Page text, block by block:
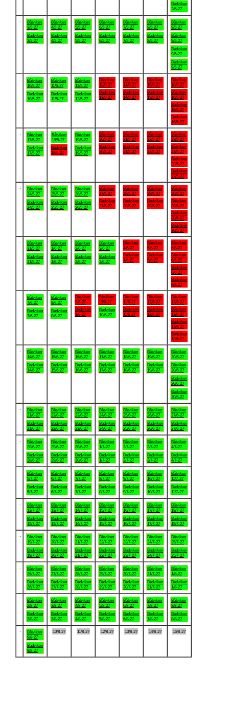
Badviken
2/5-27
Båtviken
3/5-27
Badviken
3/5-27
Båtviken
4/5-27
Badviken
4/5-27
Båtviken
5/5-27
Badviken
5/5-27
Båtviken
6/5-27
Badviken
6/5-27
Båtviken
7/5-27
Badviken
7/5-27
Båtviken
8/5-27
Badviken
8/5-27
Båtviken
9/5-27
Båtviken
9/5-27
Badviken
9/5-27
Badviken
9/5-27
Båtviken
10/5-27
Badviken
10/5-27
Båtviken
11/5-27
Badviken
11/5-27
Båtviken
12/5-27
Badviken
12/5-27
Båtviken
13/5-27
Badviken
13/5-27
Båtviken
14/5-27
Badviken
14/5-27
Båtviken
15/5-27
Badviken
15/5-27
Båtviken
16/5-27
Båtviken
16/5-27
Badviken
16/5-27
Badviken
16/5-27
Båtviken
17/5-27
Badviken
17/5-27
Båtviken
18/5-27
Badviken
18/5-27
Båtviken
19/5-27
Badviken
19/5-27
Båtviken
20/5-27
Badviken
20/5-27
Båtviken
21/5-27
Badviken
21/5-27
Båtviken
22/5-27
Badviken
22/5-27
Båtviken
23/5-27
Båtviken
23/5-27
Badviken
23/5-27
Badviken
23/5-27
Båtviken
24/5-27
Badviken
24/5-27
Båtviken
25/5-27
Badviken
25/5-27
Båtviken
26/5-27
Badviken
26/5-27
Båtviken
27/5-27
Badviken
27/5-27
Båtviken
28/5-27
Badviken
28/5-27
Båtviken
29/5-27
Badviken
29/5-27
Båtviken
30/5-27
Båtviken
30/5-27
Badviken
30/5-27
Badviken
30/5-27
Båtviken
31/5-27
Badviken
31/5-27
Båtviken
1/6-27
Badviken
1/6-27
Båtviken
2/6-27
Badviken
2/6-27
Båtviken
3/6-27
Badviken
3/6-27
Båtviken
4/6-27
Badviken
4/6-27
Båtviken
5/6-27
Badviken
5/6-27
Båtviken
6/6-27
Båtviken
6/6-27
Badviken
6/6-27
Badviken
6/6-27
Båtviken
7/6-27
Badviken
7/6-27
Båtviken
8/6-27
Badviken
8/6-27
Båtviken
9/6-27
Badviken
9/6-27
Båtviken
10/6-27
Badviken
10/6-27
Båtviken
11/6-27
Badviken
11/6-27
Båtviken
12/6-27
Badviken
12/6-27
Båtviken
13/6-27
Båtviken
13/6-27
Badviken
13/6-27
Badviken
13/6-27
Båtviken
14/6-27
Badviken
14/6-27
Båtviken
15/6-27
Badviken
15/6-27
Båtviken
16/6-27
Badviken
16/6-27
Båtviken
17/6-27
Badviken
17/6-27
Båtviken
18/6-27
Badviken
18/6-27
Båtviken
19/6-27
Badviken
19/6-27
Båtviken
20/6-27
Båtviken
20/6-27
Badviken
20/6-27
Badviken
20/6-27
Båtviken
21/6-27
Badviken
21/6-27
Båtviken
22/6-27
Badviken
22/6-27
Båtviken
23/6-27
Badviken
23/6-27
Båtviken
24/6-27
Badviken
24/6-27
Båtviken
25/6-27
Badviken
25/6-27
Båtviken
26/6-27
Badviken
26/6-27
Båtviken
27/6-27
Badviken
27/6-27
Båtviken
28/6-27
Badviken
28/6-27
Båtviken
29/6-27
Badviken
29/6-27
Båtviken
30/6-27
Badviken
30/6-27
Båtviken
1/7-27
Badviken
1/7-27
Båtviken
2/7-27
Badviken
2/7-27
Båtviken
3/7-27
Badviken
3/7-27
Båtviken
4/7-27
Badviken
4/7-27
Båtviken
5/7-27
Badviken
5/7-27
Båtviken
6/7-27
Badviken
6/7-27
Båtviken
7/7-27
Badviken
7/7-27
Båtviken
8/7-27
Badviken
8/7-27
Båtviken
9/7-27
Badviken
9/7-27
Båtviken
10/7-27
Badviken
10/7-27
Båtviken
11/7-27
Badviken
11/7-27
Båtviken
12/7-27
Badviken
12/7-27
Båtviken
13/7-27
Badviken
13/7-27
Båtviken
14/7-27
Badviken
14/7-27
Båtviken
15/7-27
Badviken
15/7-27
Båtviken
16/7-27
Badviken
16/7-27
Båtviken
17/7-27
Badviken
17/7-27
Båtviken
18/7-27
Badviken
18/7-27
Båtviken
19/7-27
Badviken
19/7-27
Båtviken
20/7-27
Badviken
20/7-27
Båtviken
21/7-27
Badviken
21/7-27
Båtviken
22/7-27
Badviken
22/7-27
Båtviken
23/7-27
Badviken
23/7-27
Båtviken
24/7-27
Badviken
24/7-27
Båtviken
25/7-27
Badviken
25/7-27
Båtviken
26/7-27
Badviken
26/7-27
Båtviken
27/7-27
Badviken
27/7-27
Båtviken
28/7-27
Badviken
28/7-27
Båtviken
29/7-27
Badviken
29/7-27
Båtviken
30/7-27
Badviken
30/7-27
Båtviken
31/7-27
Badviken
31/7-27
Båtviken
1/8-27
Badviken
1/8-27
Båtviken
2/8-27
Badviken
2/8-27
Båtviken
3/8-27
Badviken
3/8-27
Båtviken
4/8-27
Badviken
4/8-27
Båtviken
5/8-27
Badviken
5/8-27
Båtviken
6/8-27
Badviken
6/8-27
Båtviken
7/8-27
Badviken
7/8-27
Båtviken
8/8-27
Badviken
8/8-27
Båtviken
9/8-27
Badviken
9/8-27
10/8-27 11/8-27 12/8-27 13/8-27 14/8-27 15/8-27